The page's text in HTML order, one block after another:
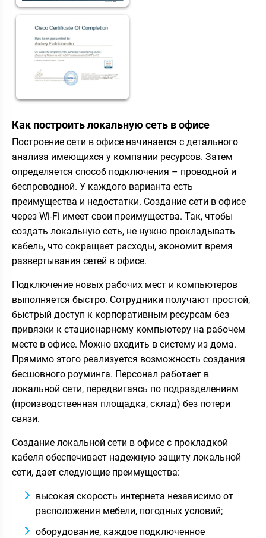
Как построить локальную сеть в офисе
Построение сети в офисе начинается с детального
анализа имеющихся у компании ресурсов. Затем
определяется способ подключения – проводной и
беспроводной. У каждого варианта есть
преимущества и недостатки. Создание сети в офисе
через Wi-Fi имеет свои преимущества. Так, чтобы
создать локальную сеть, не нужно прокладывать
кабель, что сокращает расходы, экономит время
развертывания сетей в офисе.
Подключение новых рабочих мест и компьютеров
выполняется быстро. Сотрудники получают простой,
быстрый доступ к корпоративным ресурсам без
привязки к стационарному компьютеру на рабочем
месте в офисе. Можно входить в систему из дома.
Прямимо этого реализуется возможность создания
бесшовного роуминга. Персонал работает в
локальной сети, передвигаясь по подразделениям
(производственная площадка, склад) без потери
связи.
Создание локальной сети в офисе с прокладкой
кабеля обеспечивает надежную защиту локальной
сети, дает следующие преимущества:
высокая скорость интернета независимо от
расположения мебели, погодных условий;
оборудование, каждое подключенное